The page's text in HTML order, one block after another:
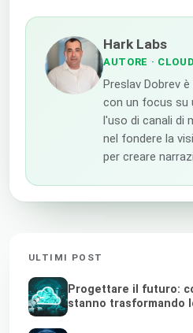
Hark Labs
AUTORE ·
Preslav Dobrev
con un focus su
l'uso di canali di
nel fondere la
per creare
ULTIMI POST
Progettare il futuro:
stanno trasformando